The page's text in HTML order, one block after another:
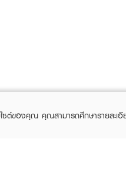
ไซต์ของคุณ คุณสามารถศึกษารายละเอี